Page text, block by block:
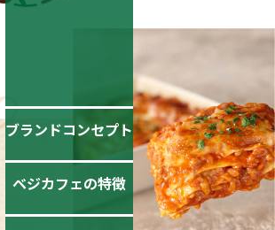
ブランドコンセプト
ベジカフェの特徴